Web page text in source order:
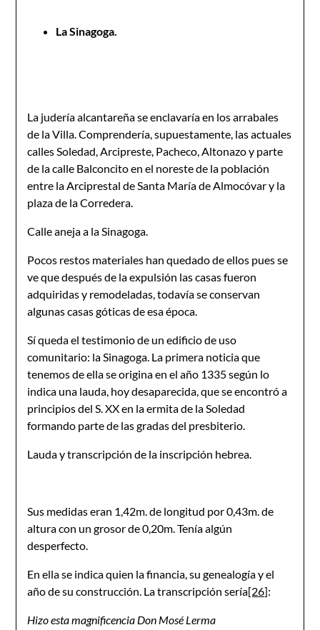
La Sinagoga.
La judería alcantareña se enclavaría en los arrabales
de la Villa. Comprendería, supuestamente, las actuales
calles Soledad, Arcipreste, Pacheco, Altonazo y parte
de la calle Balconcito en el noreste de la población
entre la Arciprestal de Santa María de Almocóvar y la
plaza de la Corredera.
Calle aneja a la Sinagoga.
Pocos restos materiales han quedado de ellos pues se
ve que después de la expulsión las casas fueron
adquiridas y remodeladas, todavía se conservan
algunas casas góticas de esa época.
Sí queda el testimonio de un edificio de uso
comunitario: la Sinagoga. La primera noticia que
tenemos de ella se origina en el año 1335 según lo
indica una lauda, hoy desaparecida, que se encontró a
principios del S. XX en la ermita de la Soledad
formando parte de las gradas del presbiterio.
Lauda y transcripción de la inscripción hebrea.
Sus medidas eran 1,42m. de longitud por 0,43m. de
altura con un grosor de 0,20m. Tenía algún
desperfecto.
En ella se indica quien la financia, su genealogía y el
año de su construcción. La transcripción sería[26]:
Hizo esta magnificencia Don Mosé Lerma